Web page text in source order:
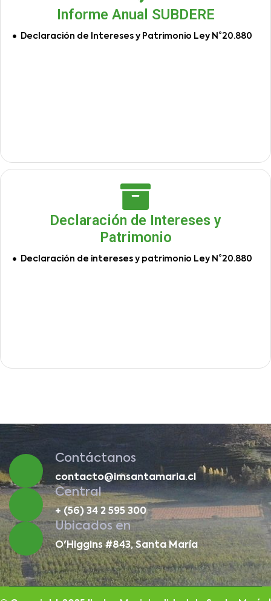
Informe Anual SUBDERE
Declaración de Intereses y Patrimonio Ley N°20.880
Declaración de Intereses y
Patrimonio
Declaración de intereses y patrimonio Ley N°20.880
Contáctanos
contacto@imsantamaria.cl
Central
+ (56) 34 2 595 300
Ubicados en
O'Higgins #843, Santa María